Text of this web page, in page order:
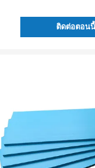
ติดต่อตอนนี้